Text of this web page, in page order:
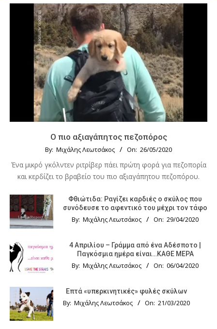
Ο πιο αξιαγάπητος πεζοπόρος
By: Μιχάλης Λεωτσάκος On: 26/05/2020
Ένα μικρό γκόλντεν ριτρίβερ πάει πρώτη φορά για πεζοπορία
και κερδίζει το βραβείο του πιο αξιαγάπητου πεζοπόρου.
Φθιώτιδα: Ραγίζει καρδιές ο σκύλος που
συνόδευσε το αφεντικό του μέχρι τον τάφο
By: Μιχάλης Λεωτσάκος On: 29/04/2020
4 Απριλίου – Γράμμα από ένα Αδέσποτο |
Παγκόσμια ημέρα είναι…ΚΑΘΕ ΜΕΡΑ
By: Μιχάλης Λεωτσάκος On: 06/04/2020
Επτά «υπερκινητικές» φυλές σκύλων
By: Μιχάλης Λεωτσάκος On: 21/03/2020